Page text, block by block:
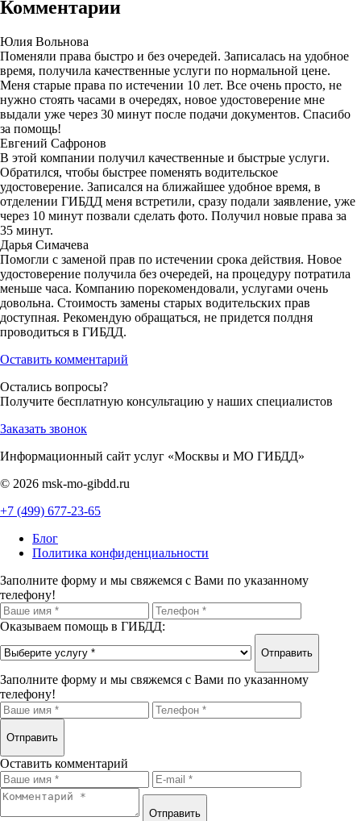
Комментарии
Юлия Вольнова
Поменяли права быстро и без очередей. Записалась на удобное
время, получила качественные услуги по нормальной цене.
Меня старые права по истечении 10 лет. Все очень просто, не
нужно стоять часами в очередях, новое удостоверение мне
выдали уже через 30 минут после подачи документов. Спасибо
за помощь!
Евгений Сафронов
В этой компании получил качественные и быстрые услуги.
Обратился, чтобы быстрее поменять водительское
удостоверение. Записался на ближайшее удобное время, в
отделении ГИБДД меня встретили, сразу подали заявление, уже
через 10 минут позвали сделать фото. Получил новые права за
35 минут.
Дарья Симачева
Помогли с заменой прав по истечении срока действия. Новое
удостоверение получила без очередей, на процедуру потратила
меньше часа. Компанию порекомендовали, услугами очень
довольна. Стоимость замены старых водительских прав
доступная. Рекомендую обращаться, не придется полдня
проводиться в ГИБДД.
Оставить комментарий
Остались вопросы?
Получите бесплатную консультацию у наших специалистов
Заказать звонок
Информационный сайт услуг «Москвы и МО ГИБДД»
© 2026 msk-mo-gibdd.ru
+7 (499) 677-23-65
Блог
Политика конфиденциальности
Заполните форму и мы свяжемся с Вами по указанному
телефону!
Оказываем помощь в ГИБДД:
Отправить
Заполните форму и мы свяжемся с Вами по указанному
телефону!
Отправить
Оставить комментарий
Отправить